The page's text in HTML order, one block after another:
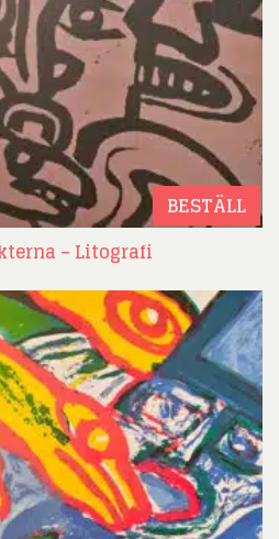
BESTÄLL
– Litografi